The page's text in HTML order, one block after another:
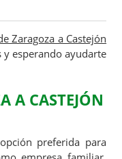
Zaragoza a Castejón
esperando ayudarte
A CASTEJÓN
preferida para